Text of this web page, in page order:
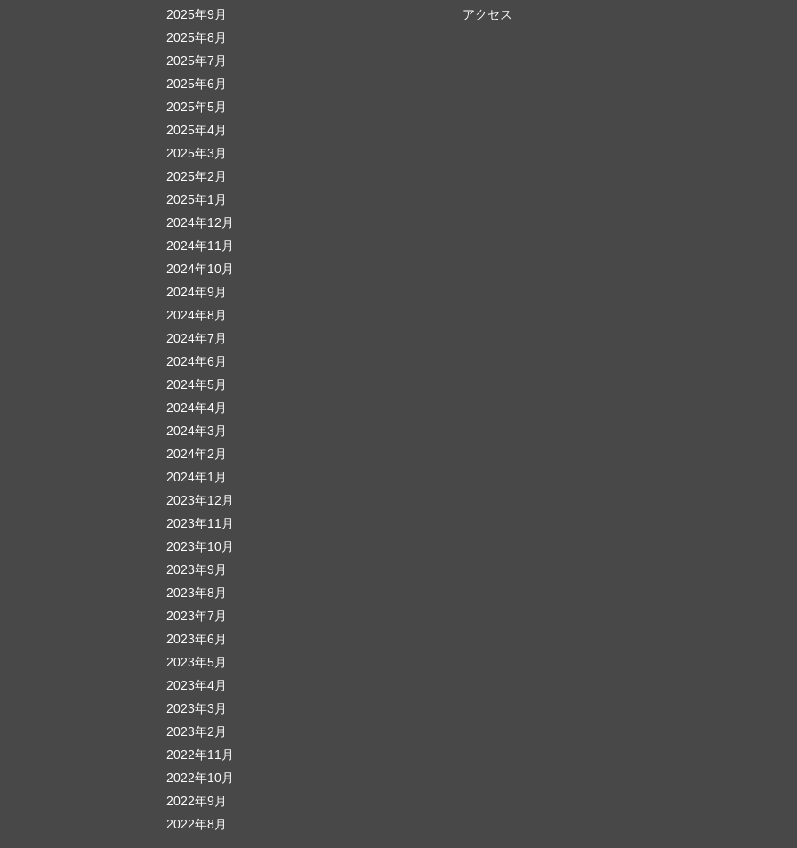
2025年9月
2025年8月
2025年7月
2025年6月
2025年5月
2025年4月
2025年3月
2025年2月
2025年1月
2024年12月
2024年11月
2024年10月
2024年9月
2024年8月
2024年7月
2024年6月
2024年5月
2024年4月
2024年3月
2024年2月
2024年1月
2023年12月
2023年11月
2023年10月
2023年9月
2023年8月
2023年7月
2023年6月
2023年5月
2023年4月
2023年3月
2023年2月
2022年11月
2022年10月
2022年9月
2022年8月
アクセス